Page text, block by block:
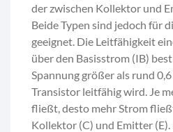
der zwischen Kollektor und
Beide Typen sind jedoch für
geeignet. Die Leitfähigkeit
über den Basisstrom (IB)
Spannung größer als rund
Transistor leitfähig wird. Je
fließt, desto mehr Strom
Kollektor (C) und Emitter